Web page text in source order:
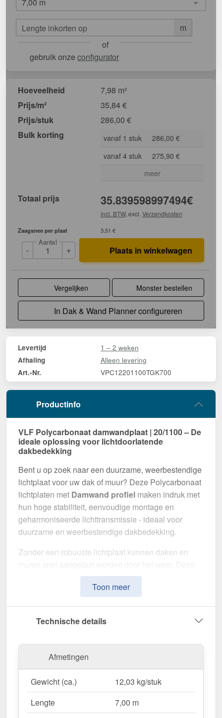
m
Lengte inkorten op
of
gebruik onze configurator
Hoeveelheid
7,98 m²
Prijs/m²
35,84€
Prijs/stuk
286,00 €
Bulk korting
vanaf 1 stuk
286,00 €
vanaf 4 stuk
275,90 €
meer
Totaal prijs 35.839598997494€
incl. BTW, excl. Verzendkosten
Zaagsnee per plaat 3,51 €
-
Aantal
+ Plaats in winkelwagen
Vergelijken Monster bestellen
In Dak & Wand Planner configureren
Levertijd 1 – 2 weken
Afhaling Alleen levering
Art.-Nr. VPC12201100TGK700
Productinfo
VLF Polycarbonaat damwandplaat | 20/1100 – De
ideale oplossing voor lichtdoorlatende
dakbedekking
Bent u op zoek naar een duurzame, weerbestendige
lichtplaat voor uw dak of muur? Deze Polycarbonaat
lichtplaten met Damwand profiel maken indruk met
hun hoge stabiliteit, eenvoudige montage en
geharmoniseerde lichttransmissie - ideaal voor
duurzame en weerbestendige dakbedekking.
Zonder een robuuste lichtplaat kunnen daken en
lichtplaten zijn speciaal ontwikkeld om een
robuuste en duurzame oplossing voor
weerstand en een weerbestendig oppervlak.
Gemaakt vanPolycarbonaatmet een
materiaaldikte van 1,00 mm
dakoplossing. Deplaatbreedte van 1,14 men de
effectieve werkende breedte van 1,10 m
Heldervariant zorgt voor optimale
Toon meer
Technische details
Afmetingen
Gewicht (ca.)
12,03 kg/stuk
Lengte
7,00 m